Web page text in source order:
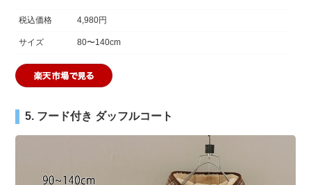
税込価格 4,980円
サイズ 80〜140cm
5. フード付き ダッフルコート